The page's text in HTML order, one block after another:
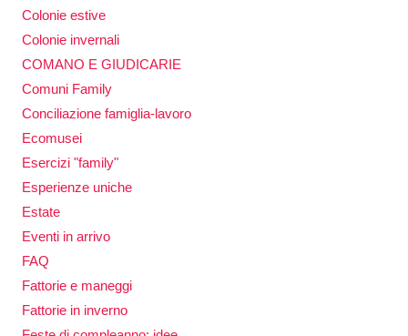
Colonie estive
Colonie invernali
COMANO E GIUDICARIE
Comuni Family
Conciliazione famiglia-lavoro
Ecomusei
Esercizi "family"
Esperienze uniche
Estate
Eventi in arrivo
FAQ
Fattorie e maneggi
Fattorie in inverno